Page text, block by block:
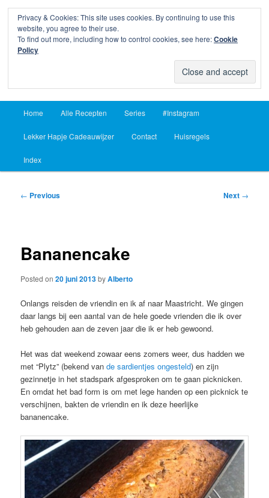
Lekker Hapje
Skip
to
primary
content
Skip
to
secondary
content
Home Alle Recepten Series #Instagram
Lekker Hapje Cadeauwijzer Contact Huisregels
Index
Post
← Previous Next →
Bananencake
Posted on20 juni 2013byAlberto
Onlangs reisden de vriendin en ik af naar Maastricht. We gingen
daar langs bij een aantal van de hele goede vrienden die ik over
heb gehouden aan de zeven jaar die ik er heb gewoond.
Het was dat weekend zowaar eens zomers weer, dus hadden we
met “Plytz” (bekend vande sardientjes ongesteld) en zijn
gezinnetje in het stadspark afgesproken om te gaan picknicken.
En omdat het bad form is om met lege handen op een picknick te
verschijnen, bakten de vriendin en ik deze heerlijke
bananencake.
Privacy & Cookies: This site uses cookies. By continuing to use this
website, you agree to their use.
To find out more, including how to control cookies, see here:Cookie
Policy